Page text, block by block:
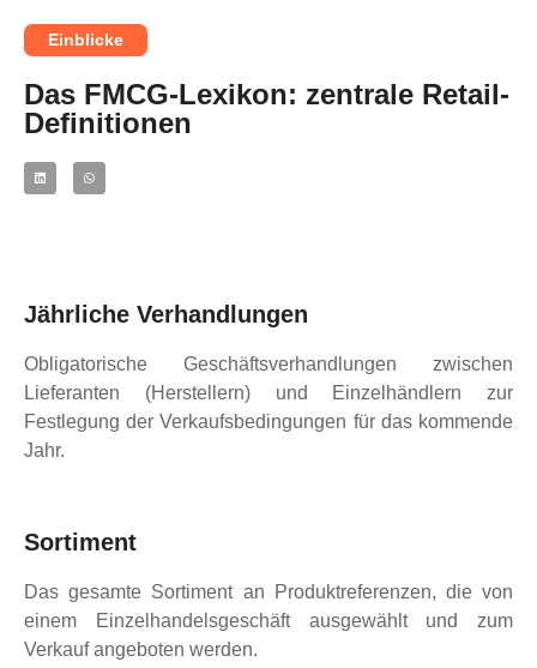
Einblicke
Das FMCG-Lexikon: zentrale Retail-
Definitionen
Jährliche Verhandlungen
Obligatorische Geschäftsverhandlungen zwischen
Lieferanten (Herstellern) und Einzelhändlern zur
Festlegung der Verkaufsbedingungen für das kommende
Jahr.
Sortiment
Das gesamte Sortiment an Produktreferenzen, die von
einem Einzelhandelsgeschäft ausgewählt und zum
Verkauf angeboten werden.